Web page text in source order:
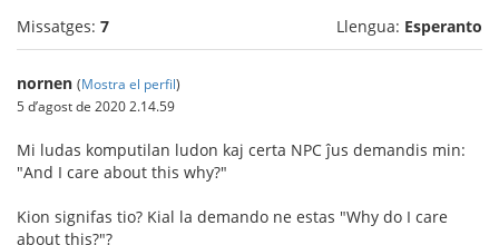
Missatges: 7 Llengua: Esperanto
nornen (Mostra el perfil)
5 d’agost de 2020 2.14.59
Mi ludas komputilan ludon kaj certa NPC ĵus demandis min:
"And I care about this why?"
Kion signifas tio? Kial la demando ne estas "Why do I care
about this?"?